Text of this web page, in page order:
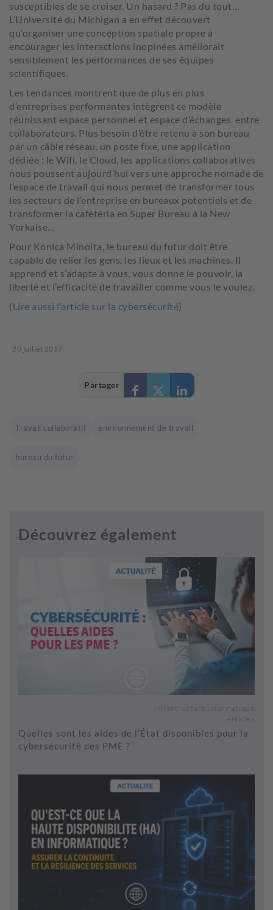
susceptibles de se croiser. Un hasard ? Pas du tout…
L’Université du Michigan a en effet découvert
qu’organiser une conception spatiale propre à
encourager les interactions inopinées améliorait
sensiblement les performances de ses équipes
scientifiques.
Les tendances montrent que de plus en plus
d’entreprises performantes intègrent ce modèle
réunissant espace personnel et espace d’échanges entre
collaborateurs. Plus besoin d’être retenu à son bureau
par un câble réseau, un poste fixe, une application
dédiée : le Wifi, le Cloud, les applications collaboratives
nous poussent aujourd’hui vers une approche nomade de
l’espace de travail qui nous permet de transformer tous
les secteurs de l’entreprise en bureaux potentiels et de
transformer la cafétéria en Super Bureau à la New
Yorkaise…
Pour Konica Minolta, le bureau du futur doit être
capable de relier les gens, les lieux et les machines. Il
apprend et s’adapte à vous, vous donne le pouvoir, la
liberté et l’efficacité de travailler comme vous le voulez.
(Lire aussi l’article sur la cybersécurité)
20 juillet 2017
Partager
Travail collaboratif environnement de travail
bureau du futur
Découvrez également
Infrastructure informatique
Articles
Quelles sont les aides de l’État disponibles pour la
cybersécurité des PME ?